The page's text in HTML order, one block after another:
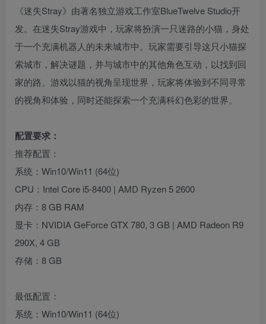
《迷失Stray》由著名独立游戏工作室BlueTwelve Studio开
发。在迷失Stray游戏中，玩家将扮演一只迷路的小猫，身处
于一个充满机器人的未来城市中。玩家需要引导这只小猫探
索城市，解决谜题，并与城市中的其他角色互动，以找到回
家的路。游戏以猫的视角呈现世界，玩家将体验到不同寻常
的视角和体验，同时还能探索一个充满科幻色彩的世界。
配置要求：
推荐配置：
系统：Win10/Win11 (64位)
CPU：Intel Core i5-8400 | AMD Ryzen 5 2600
内存：8 GB RAM
显卡：NVIDIA GeForce GTX 780, 3 GB | AMD Radeon R9
290X, 4 GB
存储：8 GB
最低配置：
系统：Win10/Win11 (64位)